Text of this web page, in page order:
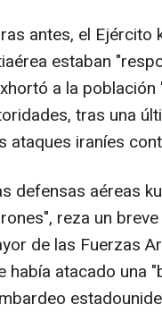
antes, el Ejército
estaban
a la
tras una
ataques iraníes
defensas aéreas
reza un
de las Fuerzas
había atacado una